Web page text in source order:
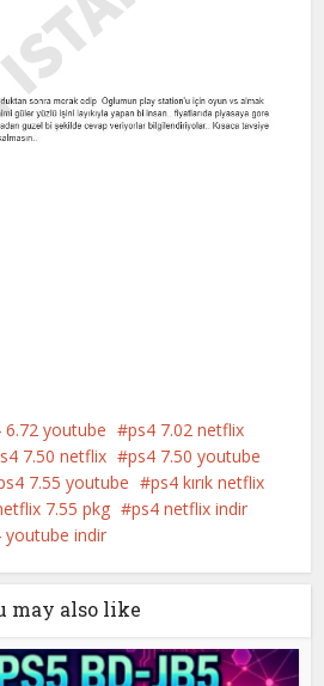
6.72 youtube
ps4 7.02 netflix
7.50 netflix
ps4 7.50 youtube
7.55 youtube
ps4 kırık netflix
7.55 pkg
ps4 netflix indir
youtube indir
may also like